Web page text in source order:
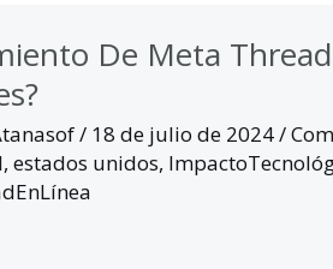
De Meta
/ 18 de julio de 2024/
, estados unidos,